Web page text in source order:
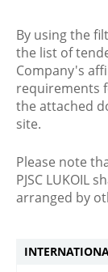
By using the
the list of
Company's
requirements
the attached
site.
Please note
PJSC LUKOIL
arranged by